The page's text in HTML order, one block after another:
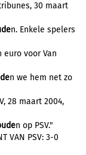
30 maart
n. Enkele spelers
euro voor Van
n we hem net zo
28 maart 2004,
n op PSV."
VAN PSV: 3-0